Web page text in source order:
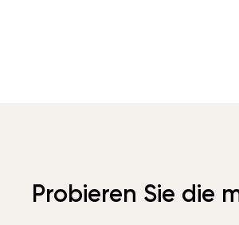
Probieren Sie die